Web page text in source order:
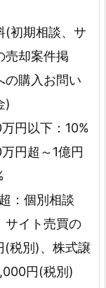
(初期相談、サ
売却案件掲
の購入お問い
)
円以下：10%
円超～1億円
：個別相談
サイト売買の
税別)、株式譲
円(税別)